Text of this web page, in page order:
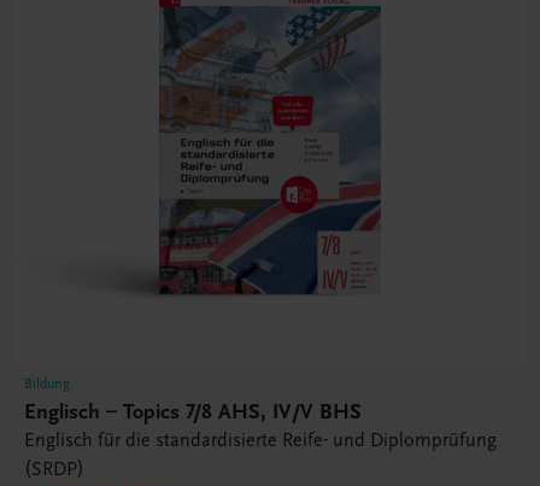
Bildung
Englisch – Topics 7/8 AHS, IV/V BHS
Englisch für die standardisierte Reife- und Diplomprüfung
(SRDP)